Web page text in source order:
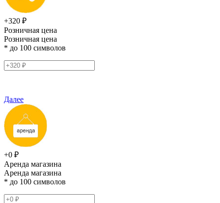
+320 ₽
Розничная цена
Розничная цена
* до 100 символов
Далее
+0 ₽
Аренда магазина
Аренда магазина
* до 100 символов